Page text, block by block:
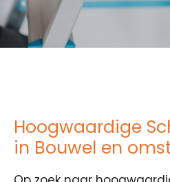
Hoogwaardige
in Bouwel en